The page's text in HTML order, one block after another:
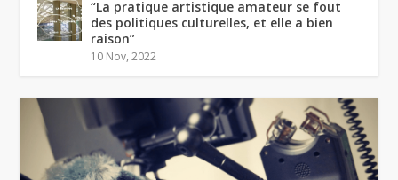
“La pratique artistique amateur se fout
des politiques culturelles, et elle a bien
raison”
10 Nov, 2022